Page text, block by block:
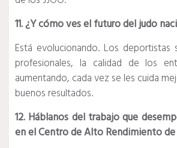
11. ¿Y cómo ves el futuro del judo
Está evolucionando. Los deportistas
profesionales, la calidad de los
aumentando, cada vez se les cuida
buenos resultados.
12. Háblanos del trabajo que
en el Centro de Alto Rendimiento